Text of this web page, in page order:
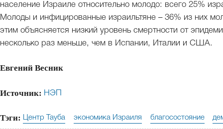
население Израиле относительно молодо: всего 25%
Молоды и инфицированные израильтяне – 36% из них
этим объясняется низкий уровень смертности от
несколько раз меньше, чем в Испании, Италии и США.
Евгений Весник
Источник: НЭП
Тэги: Центр Тауба экономика Израиля благосостояние